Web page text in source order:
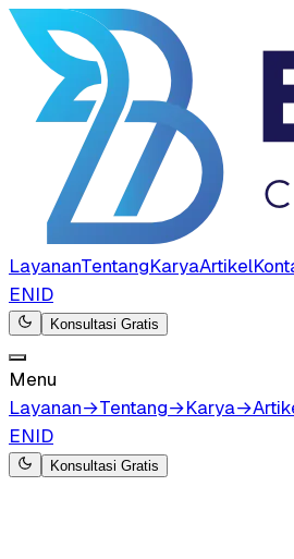
LayananTentangKaryaArtikel
ENID
Konsultasi Gratis
Menu
Layanan→Tentang→Karya→
ENID
Konsultasi Gratis